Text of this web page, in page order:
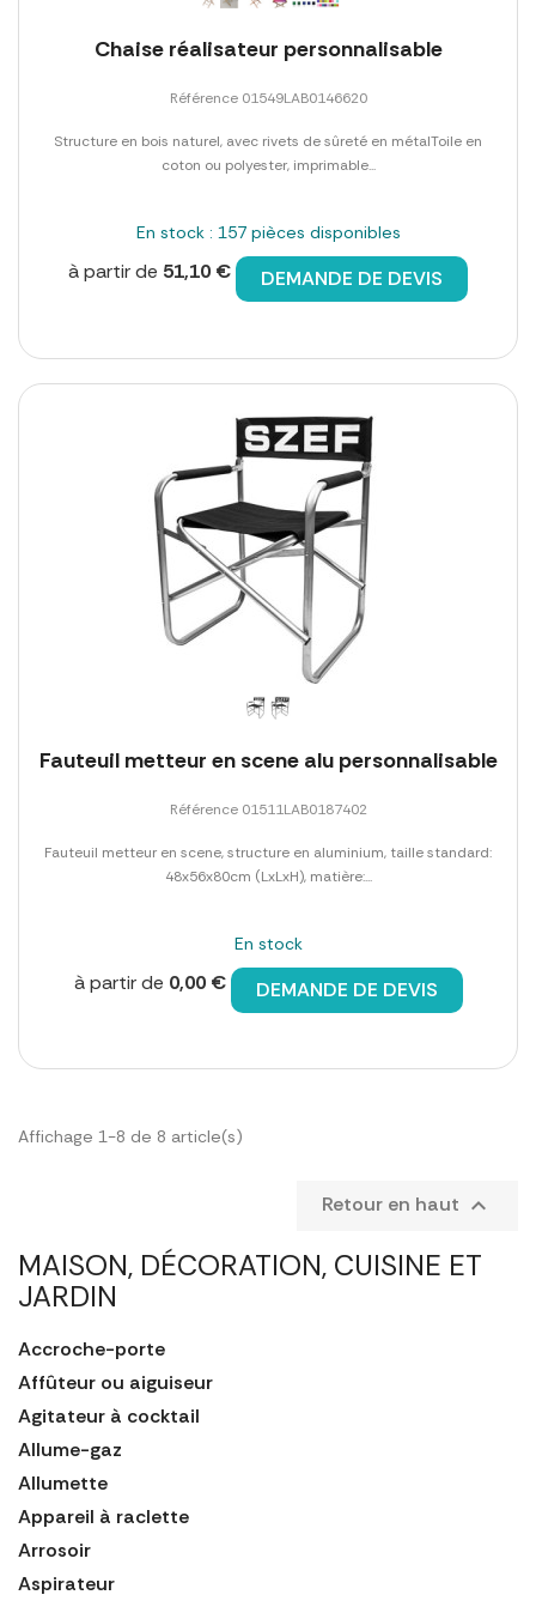
MAISON, DÉCORATION, CUISINE ET
JARDIN
Accroche-porte
Affûteur ou aiguiseur
Agitateur à cocktail
Allume-gaz
Allumette
Appareil à raclette
Arrosoir
Aspirateur
Chaise réalisateur personnalisable
Référence 01549LAB0146620
Structure en bois naturel, avec rivets de sûreté en métalToile en
coton ou polyester, imprimable...
En stock : 157 pièces disponibles
à partir de 51,10 € DEMANDE DE DEVIS
Fauteuil metteur en scene alu personnalisable
Référence 01511LAB0187402
Fauteuil metteur en scene, structure en aluminium, taille standard:
48x56x80cm (LxLxH), matière:...
En stock
à partir de 0,00 € DEMANDE DE DEVIS
Affichage 1-8 de 8 article(s)
Retour en haut 